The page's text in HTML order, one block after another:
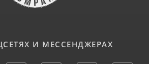
И МЕССЕНДЖЕРАХ